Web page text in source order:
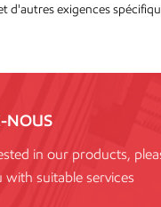
d'autres exigences
NOUS
in our products,
with suitable services